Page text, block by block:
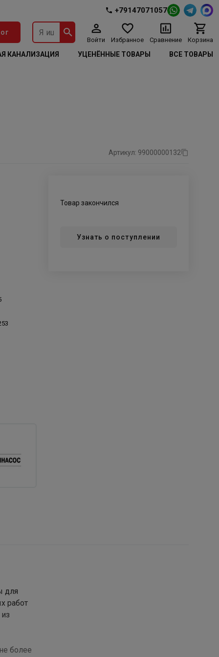
+79147071057
Войти Избранное Сравнение Корзина
КАНАЛИЗАЦИЯ УЦЕНЁННЫЕ ТОВАРЫ ВСЕ ТОВАРЫ
Артикул: 99000000132
Товар закончился
Узнать о поступлении
для
работ
более